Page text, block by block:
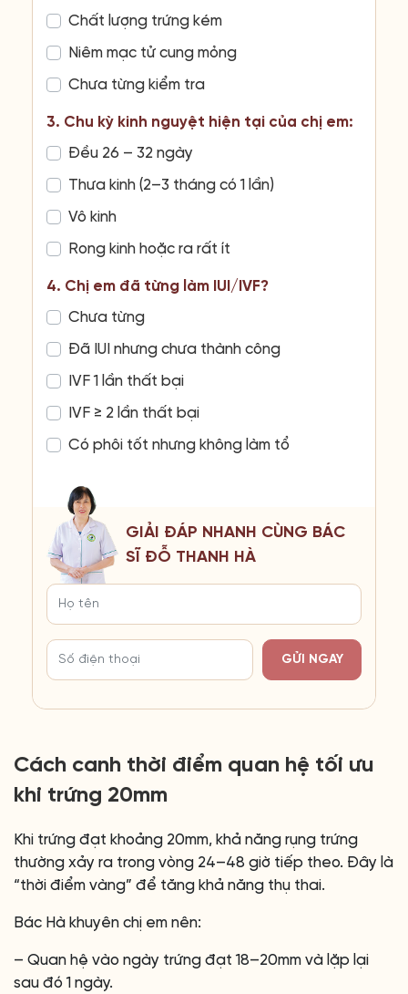
Chất lượng trứng kém
Niêm mạc tử cung mỏng
Chưa từng kiểm tra
3. Chu kỳ kinh nguyệt hiện tại của chị em:
Đều 26 – 32 ngày
Thưa kinh (2–3 tháng có 1 lần)
Vô kinh
Rong kinh hoặc ra rất ít
4. Chị em đã từng làm IUI/IVF?
Chưa từng
Đã IUI nhưng chưa thành công
IVF 1 lần thất bại
IVF ≥ 2 lần thất bại
Có phôi tốt nhưng không làm tổ
GIẢI ĐÁP NHANH CÙNG BÁC
SĨ ĐỖ THANH HÀ
GỬI NGAY
Cách canh thời điểm quan hệ tối ưu
khi trứng 20mm
Khi trứng đạt khoảng 20mm, khả năng rụng trứng
thường xảy ra trong vòng 24–48 giờ tiếp theo. Đây là
“thời điểm vàng” để tăng khả năng thụ thai.
Bác Hà khuyên chị em nên:
– Quan hệ vào ngày trứng đạt 18–20mm và lặp lại
sau đó 1 ngày.